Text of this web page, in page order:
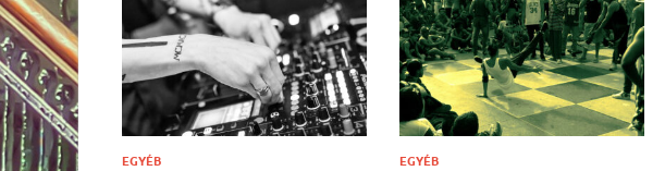
EGYÉB EGYÉB